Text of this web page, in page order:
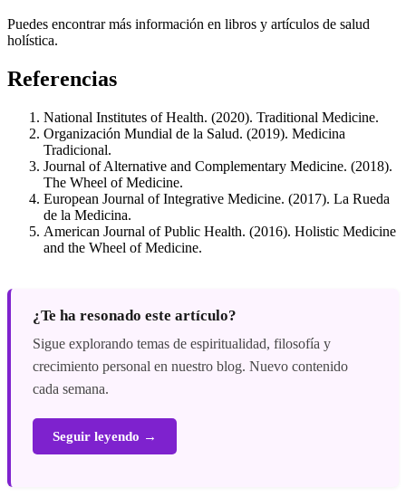
Puedes encontrar más información en libros y artículos de salud
holística.
Referencias
National Institutes of Health. (2020). Traditional Medicine.
Organización Mundial de la Salud. (2019). Medicina
Tradicional.
Journal of Alternative and Complementary Medicine. (2018).
The Wheel of Medicine.
European Journal of Integrative Medicine. (2017). La Rueda
de la Medicina.
American Journal of Public Health. (2016). Holistic Medicine
and the Wheel of Medicine.
¿Te ha resonado este artículo?
Sigue explorando temas de espiritualidad, filosofía y
crecimiento personal en nuestro blog. Nuevo contenido
cada semana.
Seguir leyendo →